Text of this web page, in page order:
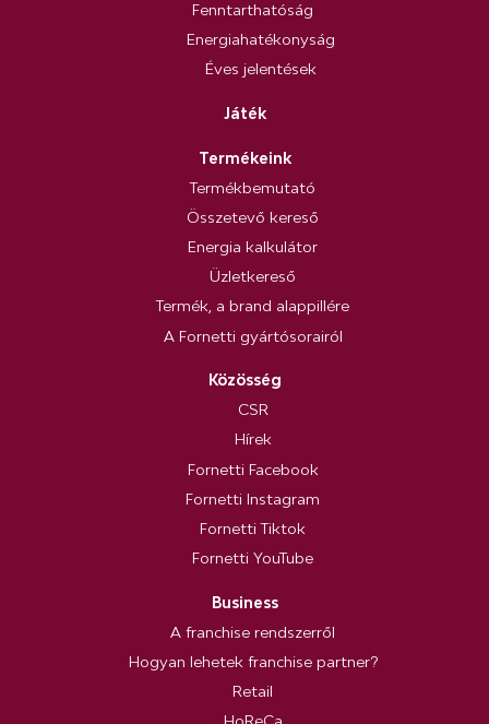
Fenntarthatóság
Energiahatékonyság
Éves jelentések
Játék
Termékeink
Termékbemutató
Összetevő kereső
Energia kalkulátor
Üzletkereső
Termék, a brand alappillére
A Fornetti gyártósorairól
Közösség
CSR
Hírek
Fornetti Facebook
Fornetti Instagram
Fornetti Tiktok
Fornetti YouTube
Business
A franchise rendszerről
Hogyan lehetek franchise partner?
Retail